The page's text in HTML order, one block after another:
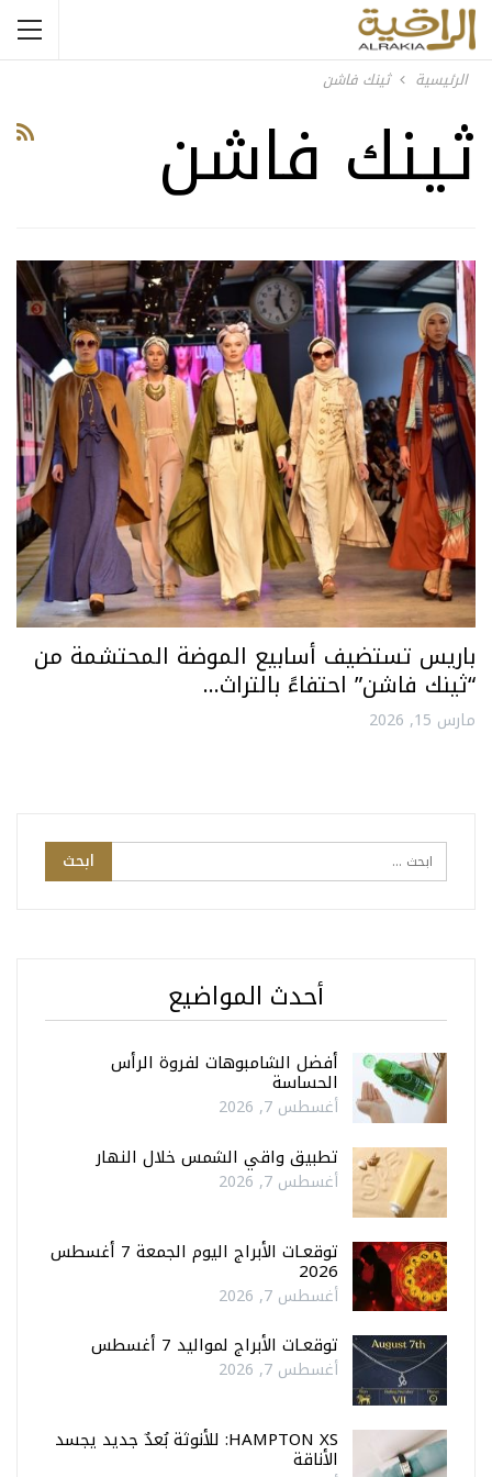
الرئيسية ثينك فاشن
ثينك فاشن
باريس تستضيف أسابيع الموضة المحتشمة من
“ثينك فاشن” احتفاءً بالتراث…
مارس 15, 2026
أحدث المواضيع
أفضل الشامبوهات لفروة الرأس
الحساسة
أغسطس 7, 2026
تطبيق واقي الشمس خلال النهار
أغسطس 7, 2026
توقعـات الأبراج اليوم الجمعة 7 أغسطس
2026
أغسطس 7, 2026
توقعـات الأبراج لمواليد 7 أغسطس
أغسطس 7, 2026
HAMPTON XS: للأنوثة بُعدٌ جديد يجسد
الأناقة